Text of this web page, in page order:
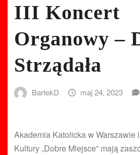
III Koncert
Organowy –
Strządała
BartekD maj 24, 2023
Akademia Katolicka w Warszawie
Kultury „Dobre Miejsce” mają